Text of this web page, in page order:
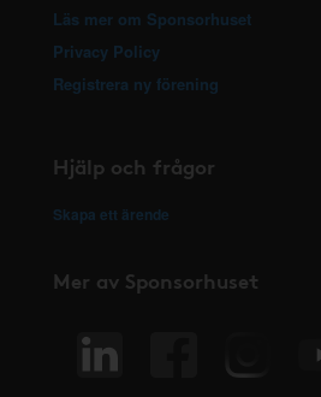
Läs mer om Sponsorhuset
Privacy Policy
Registrera ny förening
Hjälp och frågor
Skapa ett ärende
Mer av Sponsorhuset